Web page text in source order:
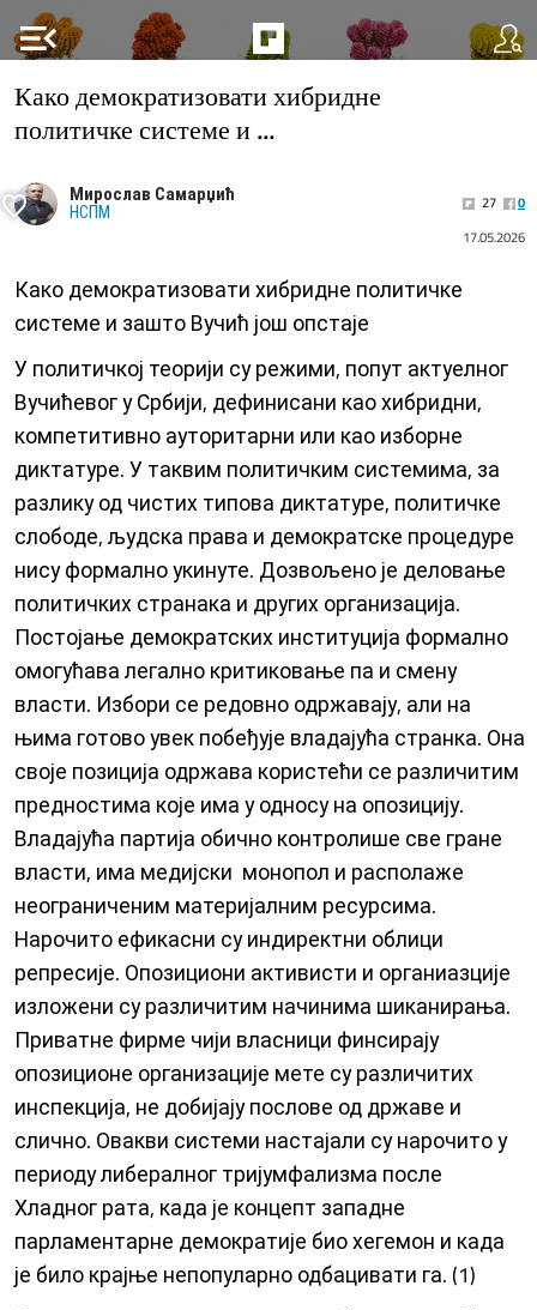
menu_open
Како демократизовати хибридне
политичке системе и ...
Мирослав Самарџић
НСПМ 27
0
17.05.2026
Како демократизовати хибридне политичке
системе и зашто Вучић још опстаје
У политичкој теорији су режими, попут актуелног
Вучићевог у Србији, дефинисани као хибридни,
компетитивно ауторитарни или као изборне
диктатуре. У таквим политичким системима, за
разлику од чистих типова диктатуре, политичке
слободе, људска права и демократске процедуре
нису формално укинуте. Дозвољено је деловање
политичких странака и других организација.
Постојање демократских институција формално
омогућава легално критиковање па и смену
власти. Избори се редовно одржавају, али на
њима готово увек побеђује владајућа странка. Она
своје позиција одржава користећи се различитим
предностима које има у односу на опозицију.
Владајућа партија обично контролише све гране
власти, има медијски монопол и располаже
неограниченим материјалним ресурсима.
Нарочито ефикасни су индиректни облици
репресије. Опозициони активисти и органиазције
изложени су различитим начинима шиканирања.
Приватне фирме чији власници финсирају
опозиционе организације мете су различитих
инспекција, не добијају послове од државе и
слично. Овакви системи настајали су нарочито у
периоду либералног тријумфализма после
Хладног рата, када је концепт западне
парламентарне демократије био хегемон и када
је било крајње непопуларно одбацивати га. (1)